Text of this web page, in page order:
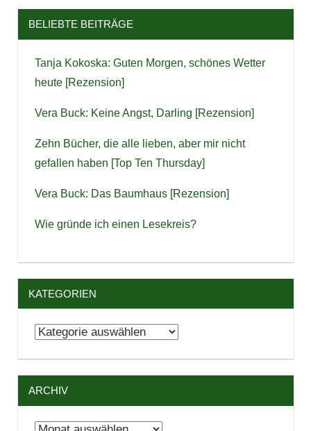
BELIEBTE BEITRÄGE
Tanja Kokoska: Guten Morgen, schönes Wetter
heute [Rezension]
Vera Buck: Keine Angst, Darling [Rezension]
Zehn Bücher, die alle lieben, aber mir nicht
gefallen haben [Top Ten Thursday]
Vera Buck: Das Baumhaus [Rezension]
Wie gründe ich einen Lesekreis?
KATEGORIEN
Kategorien
ARCHIV
Archiv